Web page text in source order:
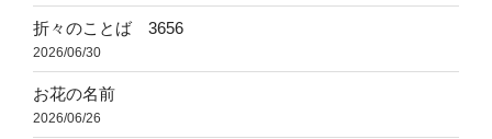
折々のことば 3656
2026/06/30
お花の名前
2026/06/26